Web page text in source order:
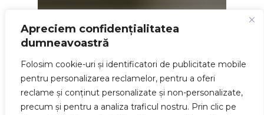
Apreciem confidențialitatea
dumneavoastră
Folosim cookie-uri și identificatori de publicitate mobile
pentru personalizarea reclamelor, pentru a oferi
reclame și conținut personalizate și non-personalizate,
precum și pentru a analiza traficul nostru. Prin clic pe